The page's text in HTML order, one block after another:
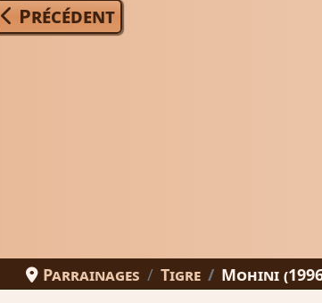
Article précédent : Sitabachi
Précédent
Parrainages Tigre Mohini